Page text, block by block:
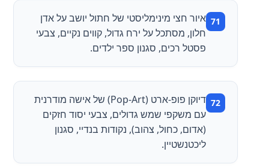
איור חצי מינימליסטי של חתול יושב על אדן
חלון, מסתכל על ירח גדול, קווים נקיים, צבעי
פסטל רכים, סגנון ספר ילדים.
דיוקן פופ-ארט (Pop-Art) של אישה מודרנית
עם משקפי שמש גדולים, צבעי יסוד חזקים
(אדום, כחול, צהוב), נקודות בנדיי, סגנון
ליכטנשטיין.